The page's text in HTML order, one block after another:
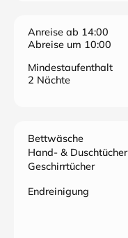
Anreise ab 14:00
Abreise um 10:00
Mindestaufenthalt
2 Nächte
Bettwäsche
Hand- & Duschtücher
Geschirrtücher
Endreinigung